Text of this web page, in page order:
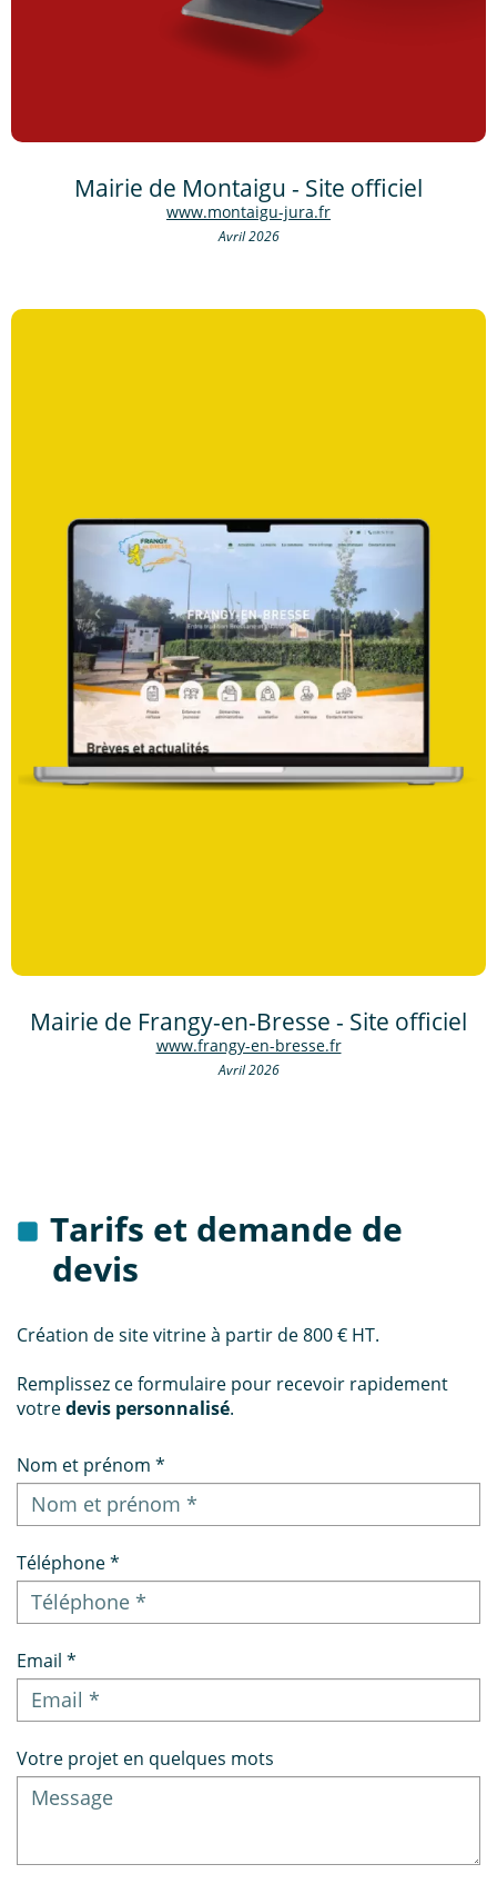
Mairie de Montaigu - Site officiel
www.montaigu-jura.fr
Avril 2026
Mairie de Frangy-en-Bresse - Site officiel
www.frangy-en-bresse.fr
Avril 2026
Tarifs et demande de
devis
Création de site vitrine à partir de 800 € HT.
Remplissez ce formulaire pour recevoir rapidement
votredevis personnalisé.
Nom et prénom *
Téléphone *
Email *
Votre projet en quelques mots